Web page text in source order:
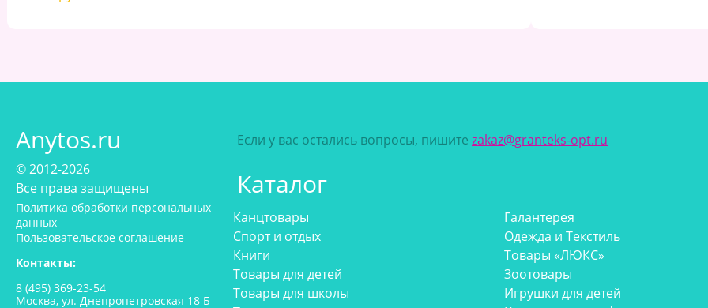
Anytos.ru
© 2012-2026
Все права защищены
Политика обработки персональных
данных
Пользовательское соглашение
Контакты:
8 (495) 369-23-54
Москва, ул. Днепропетровская 18 Б
Если у вас остались вопросы, пишите zakaz@granteks-opt.ru
Каталог
Канцтовары
Спорт и отдых
Книги
Товары для детей
Товары для школы
Галантерея
Одежда и Текстиль
Товары «ЛЮКС»
Зоотовары
Игрушки для детей